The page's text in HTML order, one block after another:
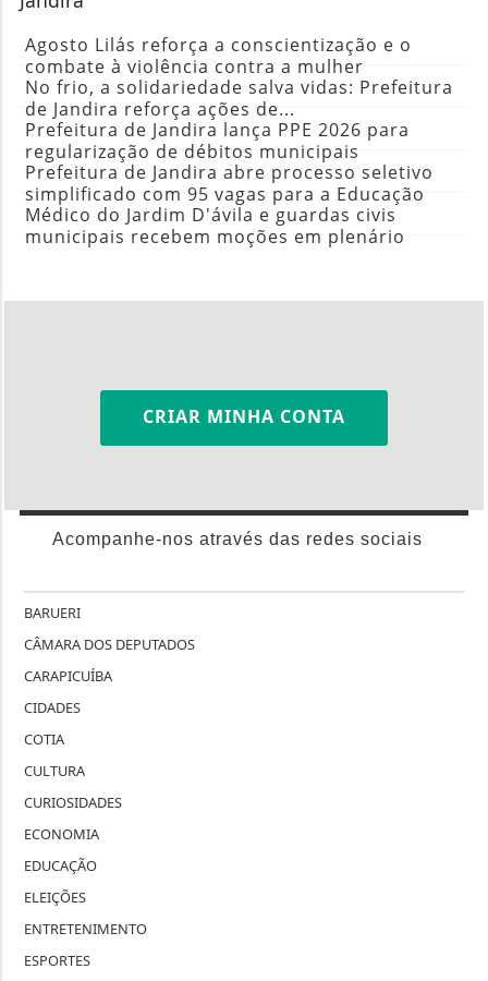
Agosto Lilás reforça a conscientização e o
combate à violência contra a mulher
No frio, a solidariedade salva vidas: Prefeitura
de Jandira reforça ações de...
Prefeitura de Jandira lança PPE 2026 para
regularização de débitos municipais
Prefeitura de Jandira abre processo seletivo
simplificado com 95 vagas para a Educação
Médico do Jardim D'ávila e guardas civis
municipais recebem moções em plenário
CRIAR MINHA CONTA
Acompanhe-nos através das redes sociais
BARUERI
CÂMARA DOS DEPUTADOS
CARAPICUÍBA
CIDADES
COTIA
CULTURA
CURIOSIDADES
ECONOMIA
EDUCAÇÃO
ELEIÇÕES
ENTRETENIMENTO
ESPORTES